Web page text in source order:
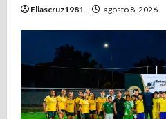
Eliascruz1981 agosto 8, 2026